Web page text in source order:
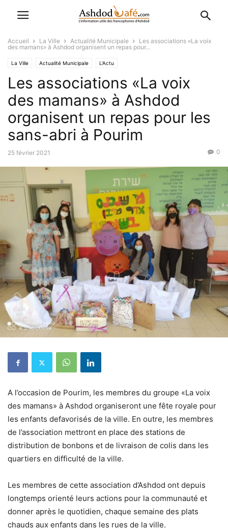
Accueil La Ville Actualité Municipale
Les associations «La voix
des mamans» à Ashdod organisent un repas pour...
La Ville Actualité Municipale L'Actu
Les associations «La voix
des mamans» à Ashdod
organisent un repas pour les
sans-abri à Pourim
25 février 2021 0
A l’occasion de Pourim, les membres du groupe «La voix
des mamans» à Ashdod organiseront une fête royale pour
les enfants defavorisés de la ville. En outre, les membres
de l’association mettront en place des stations de
distribution de bonbons et de livraison de colis dans les
quartiers en difficulté de la ville.
Les membres de cette association d’Ashdod ont depuis
longtemps orienté leurs actions pour la communauté et
donner après le quotidien, chaque semaine des plats
chauds aux enfants dans les rues de la ville.